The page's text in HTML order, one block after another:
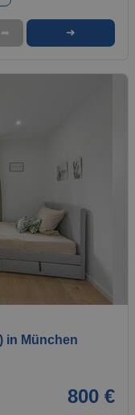
➦ ➜
1 / 6
in München
800 €